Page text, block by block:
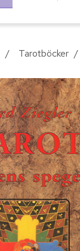
/ Tarotböcker /